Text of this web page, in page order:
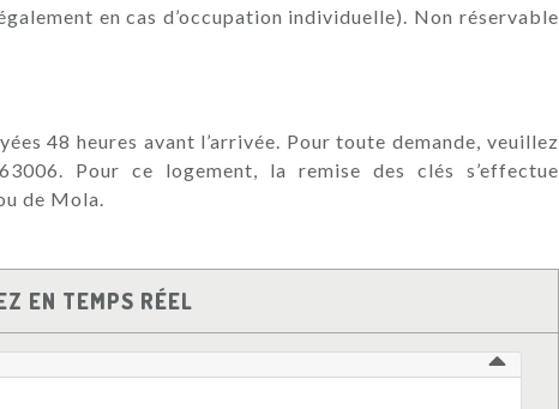
en cas d’occupation individuelle). Non réservable
48 heures avant l’arrivée. Pour toute demande, veuillez
Pour ce logement, la remise des clés s’effectue
de Mola.
EN TEMPS RÉEL